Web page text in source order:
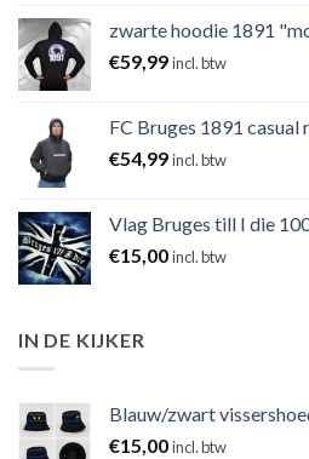
zwarte hoodie 1891
€59,99incl. btw
FC Bruges 1891 casual
€54,99incl. btw
Vlag Bruges till I die
€15,00incl. btw
IN DE KIJKER
Blauw/zwart
€15,00incl. btw